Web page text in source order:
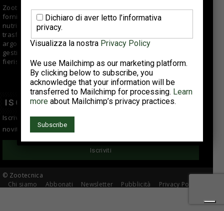
Zootecnica.it è il sito specializzato sul settore avicolo che
fornisce informazioni di qualità per aziende di selezione,
nutrizionisti, veterinari, allevatori e centri di macellazione e
trasformazione. Offre approfondimenti e articoli su vari
argomenti fra cui tendenze di mercato, buone pratiche di
gestione e suggerimenti tecnici; si occupa anche di eventi
fieristici, reportage e interviste ad aziende del comparto.
ISCRIVITI ALLA NEWSLETTER
Iscriviti alla newsletter per essere sempre informato sulle
novità del settore avicolo!
Iscriviti
© Zootecnica
Chi siamo
Abbonati Newsletter Pubblicità Privacy Policy
Dichiaro di aver letto l’informativa
privacy.
Visualizza la nostra Privacy Policy
We use Mailchimp as our marketing platform.
By clicking below to subscribe, you
acknowledge that your information will be
transferred to Mailchimp for processing. Learn
more about Mailchimp’s privacy practices.